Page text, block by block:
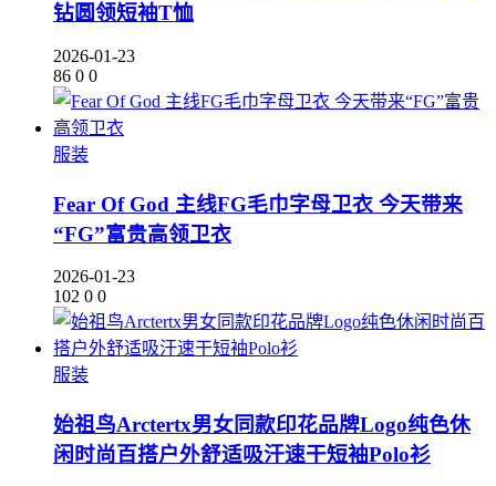
钻圆领短袖T恤
2026-01-23
86 0 0
服装
Fear Of God 主线FG毛巾字母卫衣 今天带来
“FG”富贵高领卫衣
2026-01-23
102 0 0
服装
始祖鸟Arctertx男女同款印花品牌Logo纯色休
闲时尚百搭户外舒适吸汗速干短袖Polo衫